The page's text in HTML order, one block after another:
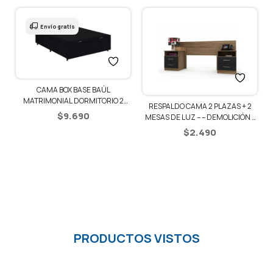
CAMA BOX BASE BAÚL
MATRIMONIAL DORMITORIO 2
PLAZAS
$9.690
Envío gratis
RESPALDO CAMA 2 PLAZAS + 2
MESAS DE LUZ – – DEMOLICIÓN /
NEGRO
$2.490
PRODUCTOS VISTOS